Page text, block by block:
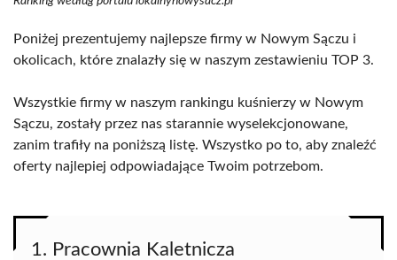
Poniżej prezentujemy najlepsze firmy w Nowym Sączu i
okolicach, które znalazły się w naszym zestawieniu TOP 3.
Wszystkie firmy w naszym rankingu kuśnierzy w Nowym
Sączu, zostały przez nas starannie wyselekcjonowane,
zanim trafiły na poniższą listę. Wszystko po to, aby znaleźć
oferty najlepiej odpowiadające Twoim potrzebom.
1. Pracownia Kaletnicza